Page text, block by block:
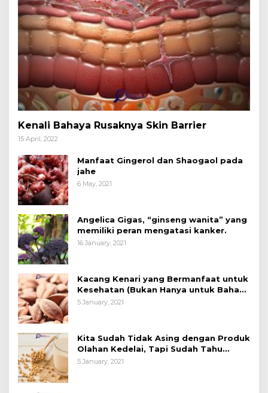
Kenali Bahaya Rusaknya Skin Barrier
15 April, 2022
Manfaat Gingerol dan Shaogaol pada
jahe
6 May, 2021
Angelica Gigas, “ginseng wanita” yang
memiliki peran mengatasi kanker.
16 January, 2021
Kacang Kenari yang Bermanfaat untuk
Kesehatan (Bukan Hanya untuk Bahan
Kue)
5 January, 2021
Kita Sudah Tidak Asing dengan Produk
Olahan Kedelai, Tapi Sudah Tahu
Manfaatnya untuk Kesehatan?
5 January, 2021